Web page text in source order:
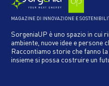
MAGAZINE DI INNOVAZIONE E
SorgeniaUP è uno spazio in cui
ambiente, nuove idee e persone
Raccontiamo storie che fanno
insieme si possa costruire un